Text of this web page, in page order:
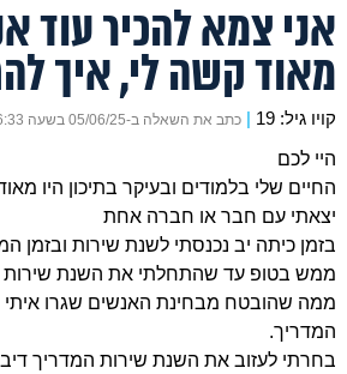
אני צמא להכיר עוד
מאוד קשה לי, איך
קויו גיל: 19 כתב את השאלה ב-05/06/25 בשעה 16:33
היי לכם
החיים שלי בלמודים ובעיקר בתיכון היו
יצאתי עם חבר או חברה אחת
בזמן כיתה יב נכנסתי לשנת שירות ובזמן
ממש בטופ עד שהתחלתי את השנת שירות
ממה שהובטח מבחינת האנשים שגרו איתי
המדריך.
בחרתי לעזוב את השנת שירות המדריך